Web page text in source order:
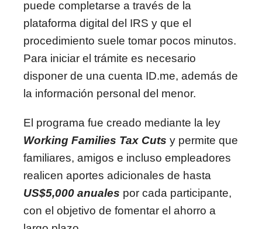
puede completarse a través de la
plataforma digital del IRS y que el
procedimiento suele tomar pocos minutos.
Para iniciar el trámite es necesario
disponer de una cuenta ID.me, además de
la información personal del menor.
El programa fue creado mediante la ley
Working Families Tax Cuts y permite que
familiares, amigos e incluso empleadores
realicen aportes adicionales de hasta
US$5,000 anuales por cada participante,
con el objetivo de fomentar el ahorro a